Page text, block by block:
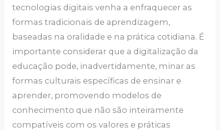
tecnologias digitais venha a enfraquecer as
formas tradicionais de aprendizagem,
baseadas na oralidade e na prática cotidiana. É
importante considerar que a digitalização da
educação pode, inadvertidamente, minar as
formas culturais específicas de ensinar e
aprender, promovendo modelos de
conhecimento que não são inteiramente
compatíveis com os valores e práticas